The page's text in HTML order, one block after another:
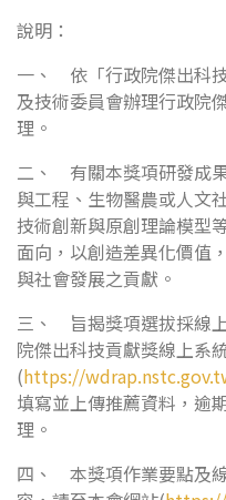
說明：
一、 依「行政院傑出科
及技術委員會辦理行政院
理。
二、 有關本獎項研發成
與工程、生物醫農或人文
技術創新與原創理論模型
面向，以創造差異化價值
與社會發展之貢獻。
三、 旨揭獎項選拔採線
院傑出科技貢獻獎線上系統
(https://
填寫並上傳推薦資料，逾
理。
四、 本獎項作業要點及